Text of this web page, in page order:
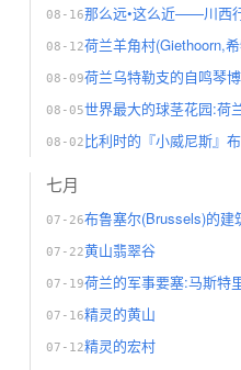
08-16那么远•这么近——川西
08-12荷兰羊角村(Giethoorn,
08-09荷兰乌特勒支的自鸣琴
08-05世界最大的球茎花园:荷
08-02比利时的『小威尼斯』
七月
07-26布鲁塞尔(Brussels)的建
07-22黄山翡翠谷
07-19荷兰的军事要塞:马斯特
07-16精灵的黄山
07-12精灵的宏村